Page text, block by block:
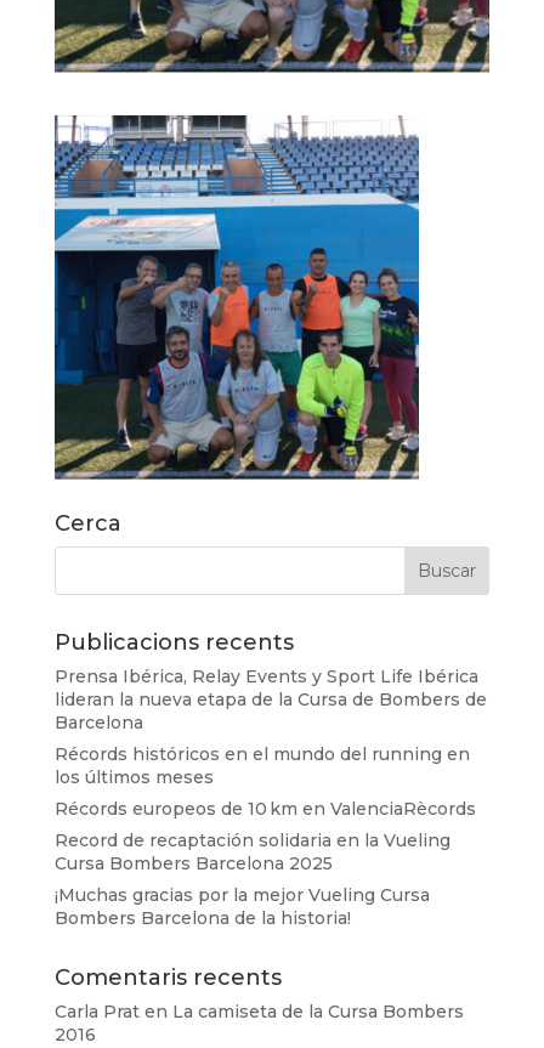
Cerca
Publicacions recents
Prensa Ibérica, Relay Events y Sport Life Ibérica
lideran la nueva etapa de la Cursa de Bombers de
Barcelona
Récords históricos en el mundo del running en
los últimos meses
Récords europeos de 10 km en ValenciaRècords
Record de recaptación solidaria en la Vueling
Cursa Bombers Barcelona 2025
¡Muchas gracias por la mejor Vueling Cursa
Bombers Barcelona de la historia!
Comentaris recents
Carla Praten La camiseta de la Cursa Bombers
2016